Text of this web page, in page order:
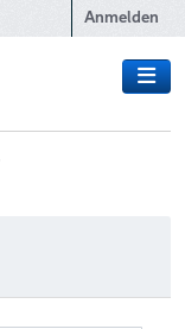
Anmelden